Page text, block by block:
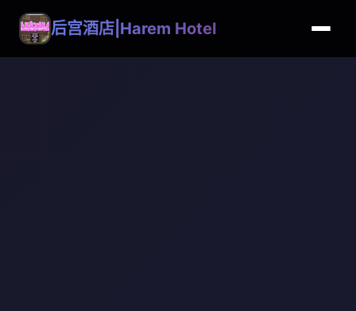
后宫酒店|Harem Hotel